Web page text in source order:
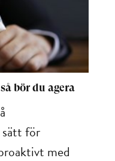
bör du agera
sätt för
med